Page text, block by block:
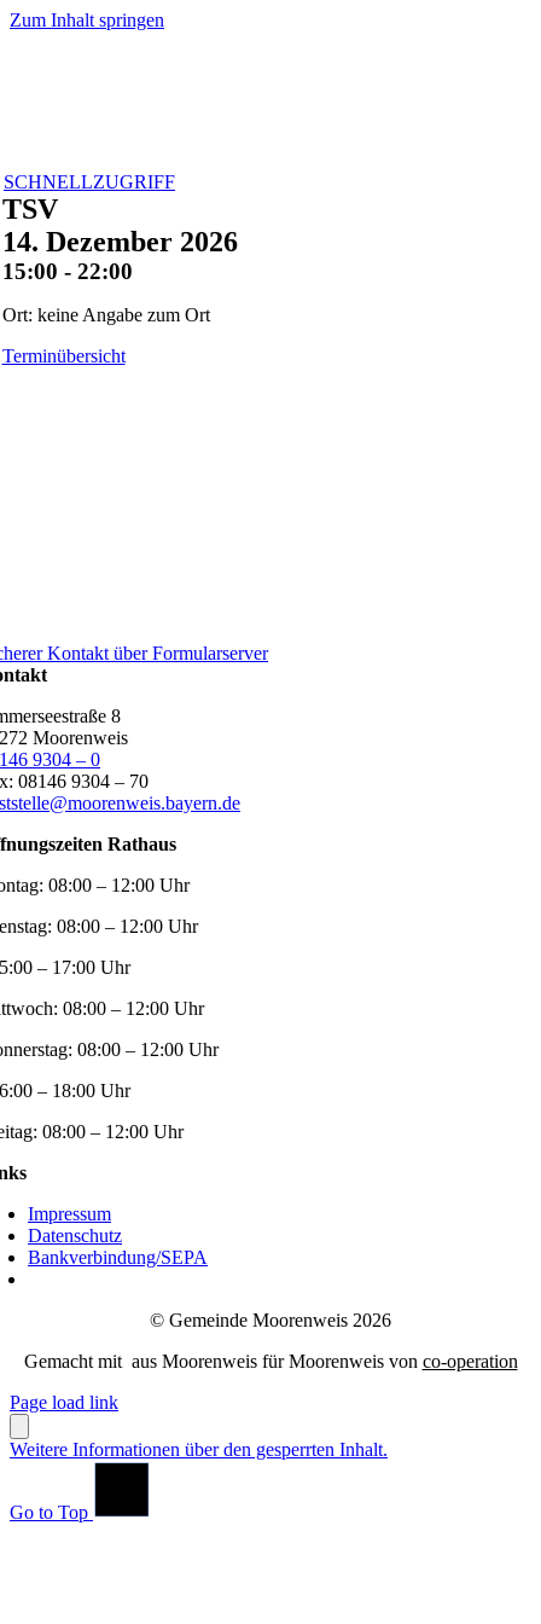
Zum Inhalt springen
SCHNELLZUGRIFF
TSV
14. Dezember 2026
15:00 - 22:00
Ort: keine Angabe zum Ort
Terminübersicht
Kontakt über Formularserver
8
Moorenweis
9304 – 0
08146 9304 – 70
Rathaus
08:00 – 12:00 Uhr
08:00 – 12:00 Uhr
– 17:00 Uhr
08:00 – 12:00 Uhr
08:00 – 12:00 Uhr
– 18:00 Uhr
08:00 – 12:00 Uhr
Impressum
Datenschutz
Bankverbindung/SEPA
© Gemeinde Moorenweis 2026
Gemacht mit aus Moorenweis für Moorenweis von co-operation
Page load link
Weitere Informationen über den gesperrten Inhalt.
Go to Top